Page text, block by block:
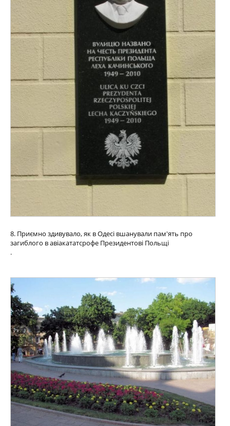
8. Приємно здивувало, як в Одесі вшанували пам'ять про
загиблого в авіакататсрофе Президентові Польщі
.